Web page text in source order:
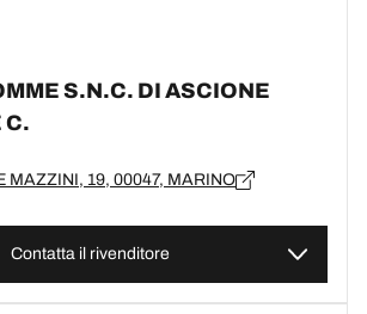
S.N.C. DI ASCIONE
C.
MAZZINI, 19, 00047, MARINO
Contatta il rivenditore